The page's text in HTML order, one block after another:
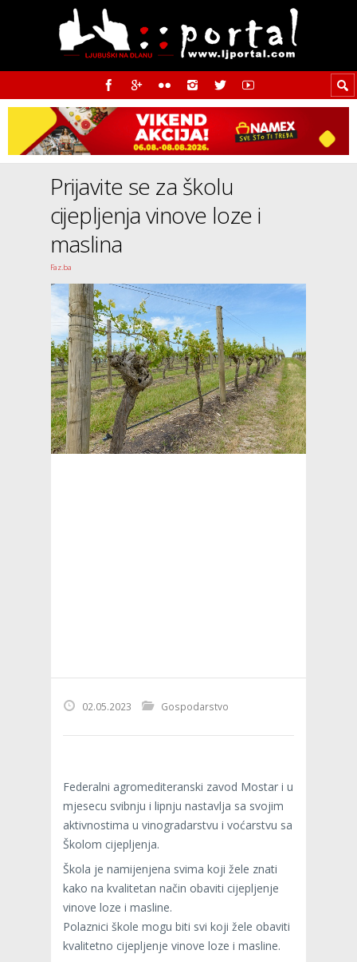
Prijavite se za školu
cijepljenja vinove loze i
maslina
Faz.ba
02.05.2023 Gospodarstvo
Federalni agromediteranski zavod Mostar i u
mjesecu svibnju i lipnju nastavlja sa svojim
aktivnostima u vinogradarstvu i voćarstvu sa
Školom cijepljenja.
Škola je namijenjena svima koji žele znati
kako na kvalitetan način obaviti cijepljenje
vinove loze i masline.
Polaznici škole mogu biti svi koji žele obaviti
kvalitetno cijepljenje vinove loze i masline.